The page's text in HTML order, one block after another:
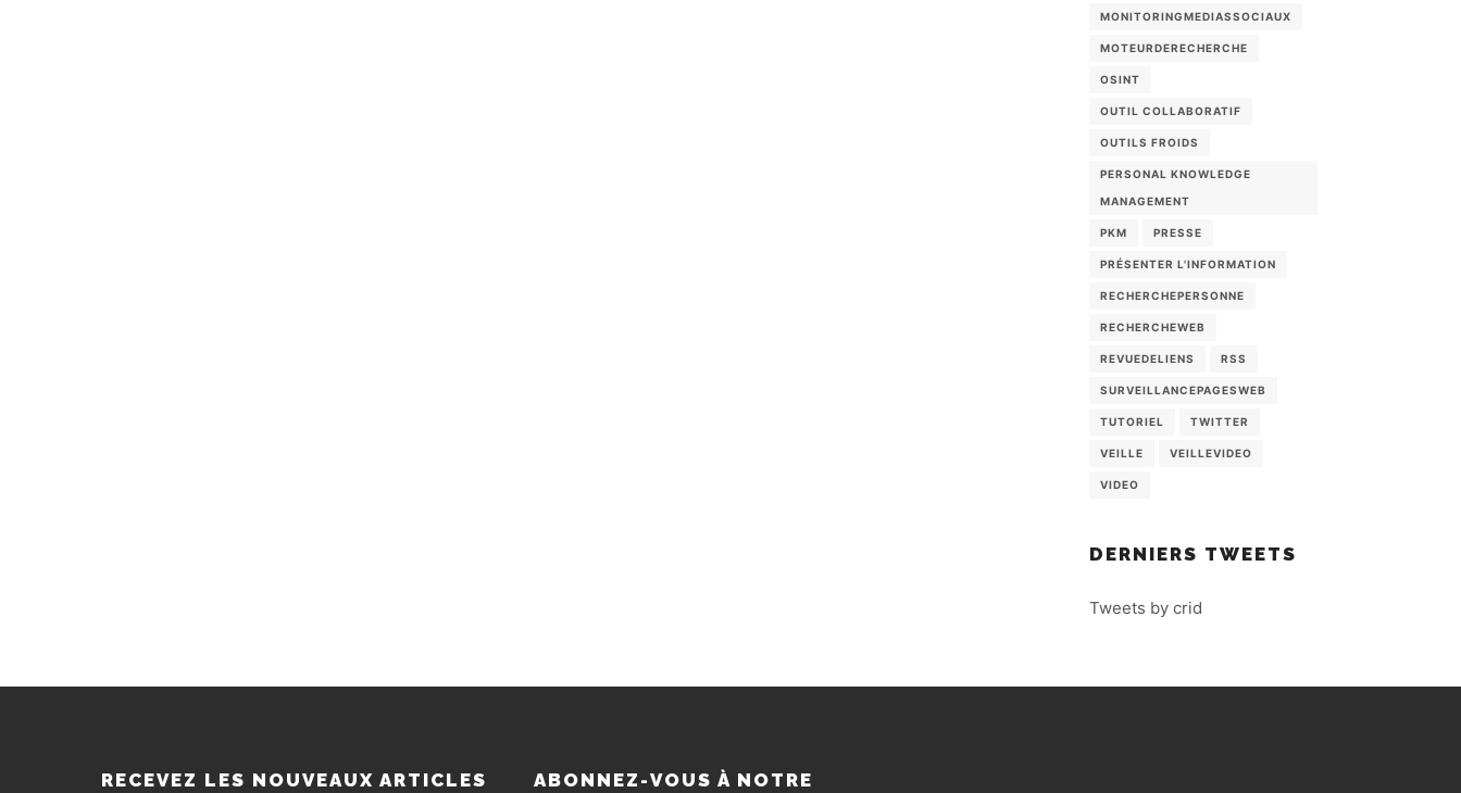
MONITORINGMEDIASSOCIAUX
MOTEURDERECHERCHE
OSINT
OUTIL COLLABORATIF
OUTILS FROIDS
PERSONAL KNOWLEDGE
MANAGEMENT
PKM PRESSE
PRÉSENTER L'INFORMATION
RECHERCHEPERSONNE
RECHERCHEWEB
REVUEDELIENS RSS
SURVEILLANCEPAGESWEB
TUTORIEL TWITTER
VEILLE VEILLEVIDEO
VIDEO
DERNIERS TWEETS
Tweets by crid
RECEVEZ LES NOUVEAUX ARTICLES ABONNEZ-VOUS À NOTRE